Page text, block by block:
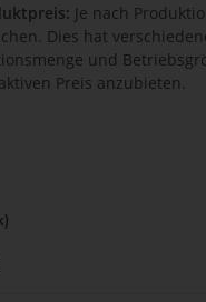
Je nach
Dies hat
und
Preis anzubieten.